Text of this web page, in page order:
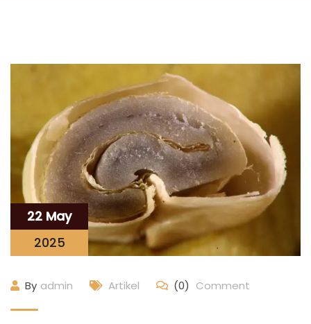
22 May
2025
By admin Artikel (0) Comment